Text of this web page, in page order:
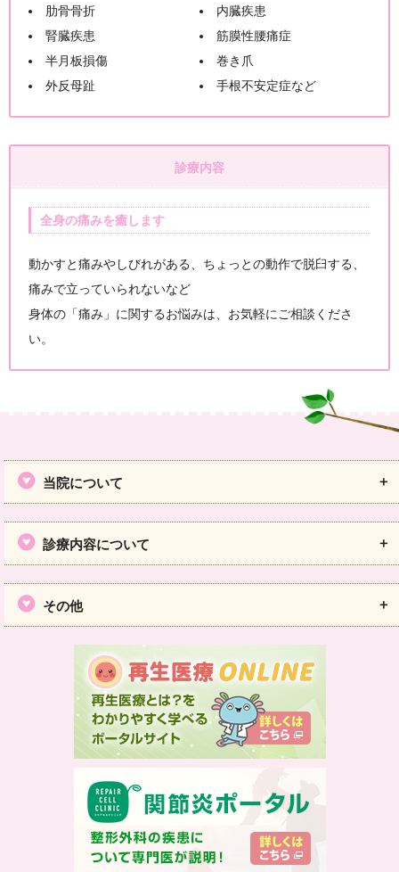
肋骨骨折
内臓疾患
腎臓疾患
筋膜性腰痛症
半月板損傷
巻き爪
外反母趾
手根不安定症など
診療内容
全身の痛みを癒します
動かすと痛みやしびれがある、ちょっとの動作で脱臼する、
痛みで立っていられないなど
身体の「痛み」に関するお悩みは、お気軽にご相談くださ
い。
当院について
診療内容について
その他